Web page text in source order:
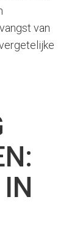
van